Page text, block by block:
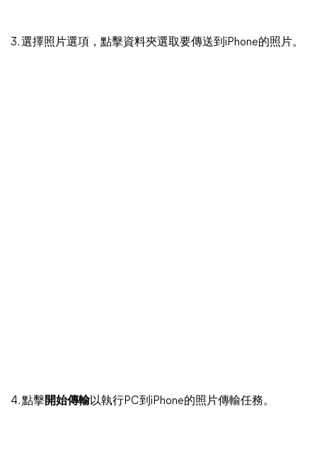
3. 選擇照片選項，點擊資料夾選取要傳送到iPhone的照片。
4. 點擊開始傳輸以執行PC到iPhone的照片傳輸任務。